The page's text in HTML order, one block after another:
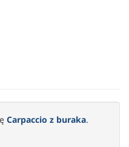
Carpaccio z buraka.